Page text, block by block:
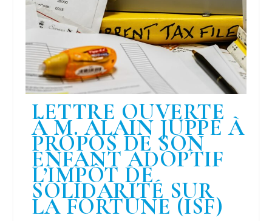
LETTRE OUVERTE
À M. ALAIN JUPPÉ À
PROPOS DE SON
ENFANT ADOPTIF
L’IMPÔT DE
SOLIDARITÉ SUR
LA FORTUNE (ISF)